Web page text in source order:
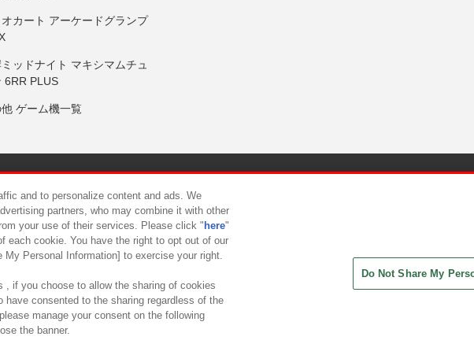
カート アーケードグランプ
ッドナイト マキシマムチュ
6RR PLUS
ゲーム機一覧
について カスタマーハラスメント対応方針
and to personalize content and ads. We
partners, who may combine it with other
your use of their services. Please click " here"
each cookie. You have the right to opt out of our
Personal Information] to exercise your right.
, if you choose to allow the sharing of cookies
have consented to the sharing regardless of the
manage your consent on the following
the banner.
Do Not Share My